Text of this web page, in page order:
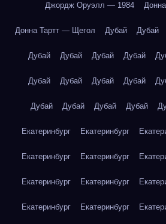
Джордж Оруэлл — 1984
Донна Тартт — Щегол Дубай Дубай
Дубай Дубай Дубай Дубай
Дубай Дубай Дубай Дубай
Дубай Дубай Дубай Дубай
Екатеринбург Екатеринбург
Екатеринбург Екатеринбург
Екатеринбург Екатеринбург
Екатеринбург Екатеринбург